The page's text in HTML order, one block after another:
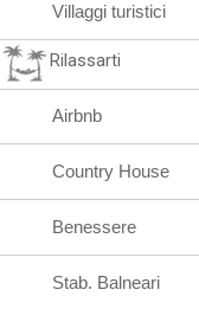
Villaggi turistici
Rilassarti
Airbnb
Country House
Benessere
Stab. Balneari